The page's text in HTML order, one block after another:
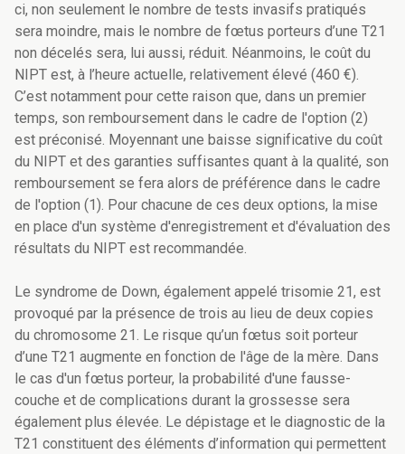
ci, non seulement le nombre de tests invasifs pratiqués
sera moindre, mais le nombre de fœtus porteurs d’une T21
non décelés sera, lui aussi, réduit. Néanmoins, le coût du
NIPT est, à l’heure actuelle, relativement élevé (460 €).
C’est notamment pour cette raison que, dans un premier
temps, son remboursement dans le cadre de l'option (2)
est préconisé. Moyennant une baisse significative du coût
du NIPT et des garanties suffisantes quant à la qualité, son
remboursement se fera alors de préférence dans le cadre
de l'option (1). Pour chacune de ces deux options, la mise
en place d'un système d'enregistrement et d'évaluation des
résultats du NIPT est recommandée.
Le syndrome de Down, également appelé trisomie 21, est
provoqué par la présence de trois au lieu de deux copies
du chromosome 21. Le risque qu’un fœtus soit porteur
d’une T21 augmente en fonction de l'âge de la mère. Dans
le cas d'un fœtus porteur, la probabilité d'une fausse-
couche et de complications durant la grossesse sera
également plus élevée. Le dépistage et le diagnostic de la
T21 constituent des éléments d’information qui permettent